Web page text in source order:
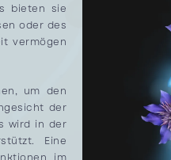
bieten sie
oder des
vermögen
um den
der
wird in der
Eine